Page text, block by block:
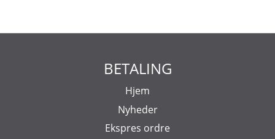
BETALING
Hjem
Nyheder
Ekspres ordre